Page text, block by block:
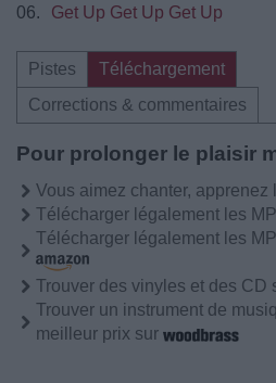
06.
Get Up Get Up Get Up
Pistes
Téléchargement
Corrections & commentaires
Pour prolonger le plaisir
Vous aimez chanter, apprenez
Télécharger légalement les
Télécharger légalement les
Trouver des vinyles et des CD
Trouver un instrument de
meilleur prix sur